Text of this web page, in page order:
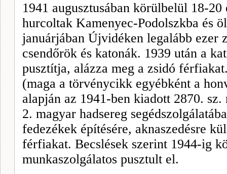
1941 augusztusában körülbelül 18-
hurcoltak Kamenyec-Podolszkba és
januárjában Újvidéken legalább ezer
csendőrök és katonák. 1939 után a
pusztítja, alázza meg a zsidó
(maga a törvénycikk egyébként a
alapján az 1941-ben kiadott 2870.
2. magyar hadsereg
fedezékek építésére, aknaszedésre
férfiakat. Becslések szerint 1944-ig
munkaszolgálatos pusztult el.